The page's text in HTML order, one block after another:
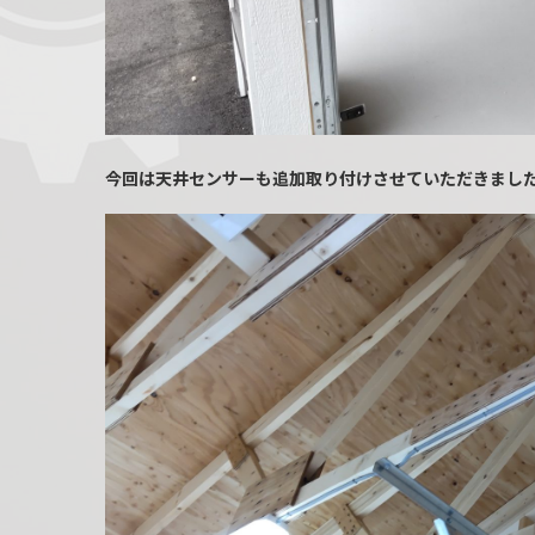
今回は天井センサーも追加取り付けさせていただきまし